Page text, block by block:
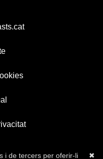
✖
i de tercers per oferir-li